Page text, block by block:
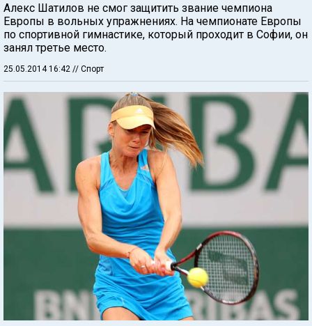
Алекс Шатилов не смог защитить звание чемпиона
Европы в вольных упражнениях. На чемпионате Европы
по спортивной гимнастике, который проходит в Софии, он
занял третье место.
25.05.2014 16:42 // Спорт